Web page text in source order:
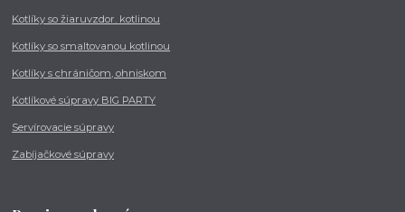
Kotlíky so žiaruvzdor. kotlinou
Kotlíky so smaltovanou kotlinou
Kotlíky s chráničom, ohniskom
Kotlíkové súpravy BIG PARTY
Servírovacie súpravy
Zabíjačkové súpravy